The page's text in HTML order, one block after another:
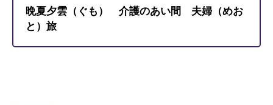
晩夏夕雲（ぐも） 介護のあい間 夫婦（めお
と）旅